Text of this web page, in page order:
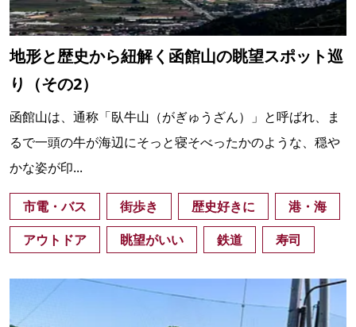
地形と歴史から紐解く函館山の眺望スポット巡
り（その2）
函館山は、通称「臥牛山（がぎゅうざん）」と呼ばれ、ま
るで一頭の牛が海辺にそっと寝そべったかのような、穏や
かな姿が印...
市電・バス 街歩き 歴史好きに
港・海
アウトドア
眺望がいい 鉄道 寿司